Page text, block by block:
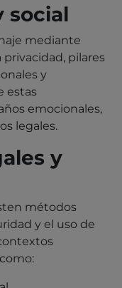
social
mediante
privacidad, pilares
y
estas
emocionales,
legales.
y
métodos
y el uso de